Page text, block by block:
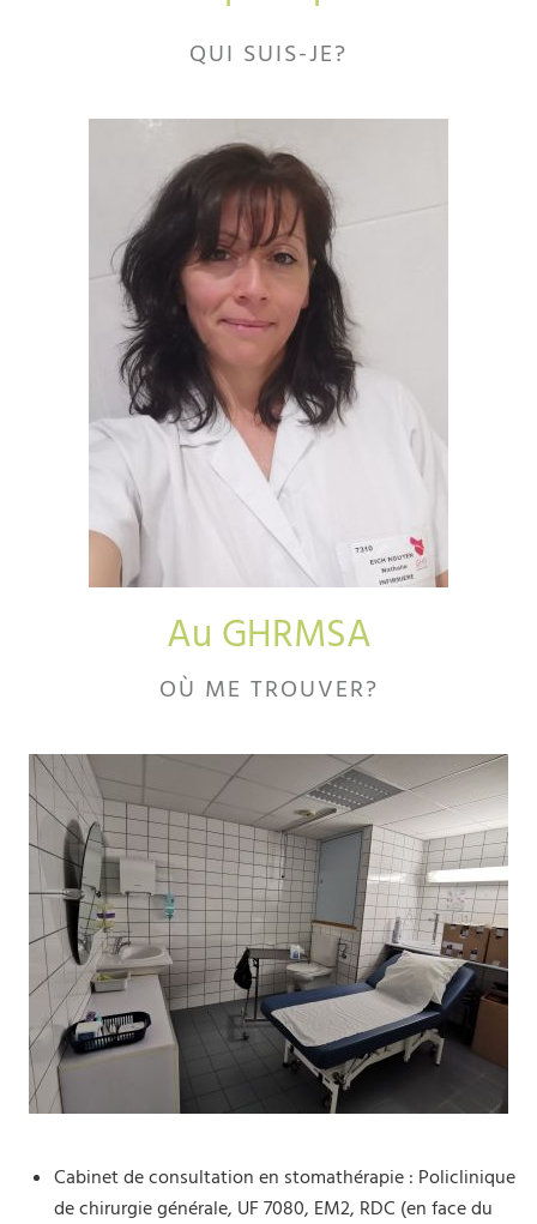
QUI SUIS-JE?
Au GHRMSA
OÙ ME TROUVER?
Cabinet de consultation en stomathérapie : Policlinique
de chirurgie générale, UF 7080, EM2, RDC (en face du